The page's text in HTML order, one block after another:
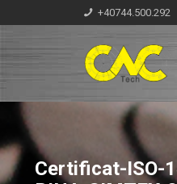
+40744.500.292
Certificat-ISO-